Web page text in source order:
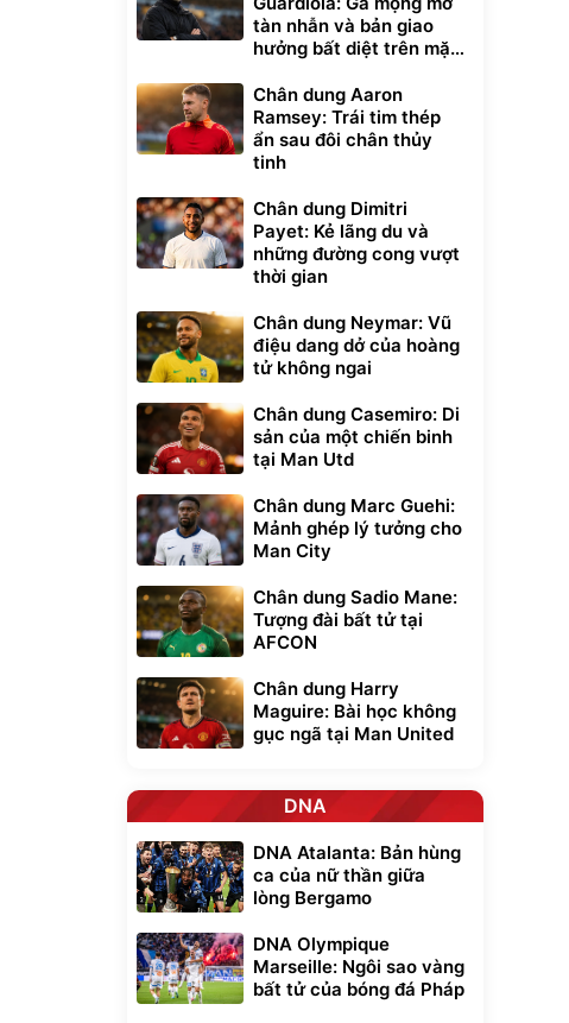
tàn nhẫn và bản giao
hưởng bất diệt trên mặt
Chân dung Aaron
Ramsey: Trái tim thép
ẩn sau đôi chân thủy
tinh
Chân dung Dimitri
Payet: Kẻ lãng du và
những đường cong vượt
thời gian
Chân dung Neymar: Vũ
điệu dang dở của hoàng
tử không ngai
Chân dung Casemiro: Di
sản của một chiến binh
tại Man Utd
Chân dung Marc Guehi:
Mảnh ghép lý tưởng cho
Man City
Chân dung Sadio Mane:
Tượng đài bất tử tại
AFCON
Chân dung Harry
Maguire: Bài học không
gục ngã tại Man United
DNA
DNA Atalanta: Bản hùng
ca của nữ thần giữa
lòng Bergamo
DNA Olympique
Marseille: Ngôi sao vàng
bất tử của bóng đá Pháp